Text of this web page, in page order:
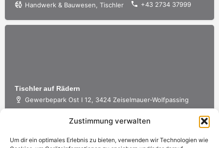
Zustimmung verwalten
Um dir ein optimales Erlebnis zu bieten, verwenden wir Technologien wie
Handwerk & Bauwesen, Tischler
+43 2734 37999
Tischler auf Rädern
Gewerbepark Ost I 12, 3424 Zeiselmauer-Wolfpassing